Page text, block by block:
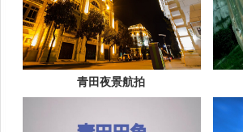
青田夜景航拍